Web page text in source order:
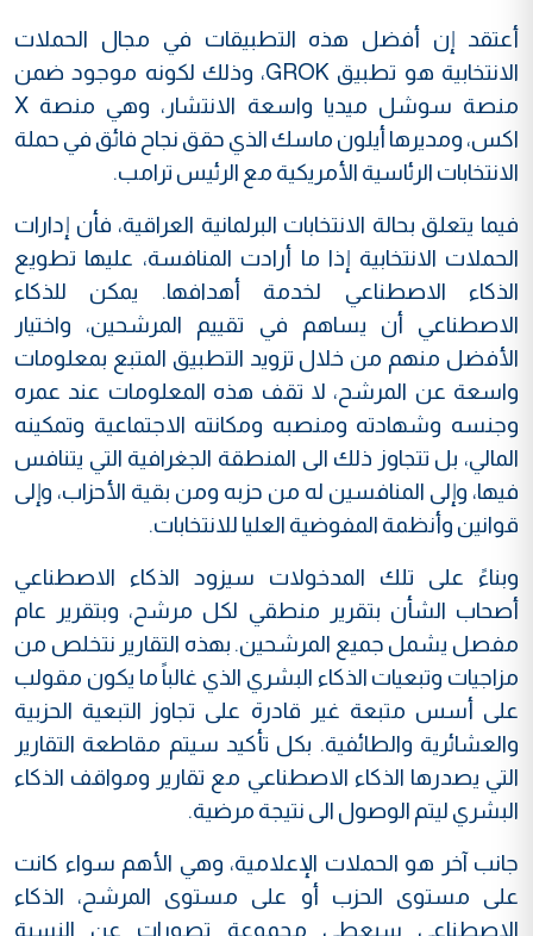
أعتقد إن أفضل هذه التطبيقات في مجال الحملات
الانتخابية هو تطبيق GROK، وذلك لكونه موجود ضمن
منصة سوشل ميديا واسعة الانتشار، وهي منصة X
اكس، ومديرها أيلون ماسك الذي حقق نجاح فائق في حملة
الانتخابات الرئاسية الأمريكية مع الرئيس ترامب.
فيما يتعلق بحالة الانتخابات البرلمانية العراقية، فأن إدارات
الحملات الانتخابية إذا ما أرادت المنافسة، عليها تطويع
الذكاء الاصطناعي لخدمة أهدافها. يمكن للذكاء
الاصطناعي أن يساهم في تقييم المرشحين، واختيار
الأفضل منهم من خلال تزويد التطبيق المتبع بمعلومات
واسعة عن المرشح، لا تقف هذه المعلومات عند عمره
وجنسه وشهادته ومنصبه ومكانته الاجتماعية وتمكينه
المالي، بل تتجاوز ذلك الى المنطقة الجغرافية التي يتنافس
فيها، وإلى المنافسين له من حزبه ومن بقية الأحزاب، وإلى
قوانين وأنظمة المفوضية العليا للانتخابات.
وبناءً على تلك المدخولات سيزود الذكاء الاصطناعي
أصحاب الشأن بتقرير منطقي لكل مرشح، وبتقرير عام
مفصل يشمل جميع المرشحين. بهذه التقارير نتخلص من
مزاجيات وتبعيات الذكاء البشري الذي غالباً ما يكون مقولب
على أسس متبعة غير قادرة على تجاوز التبعية الحزبية
والعشائرية والطائفية. بكل تأكيد سيتم مقاطعة التقارير
التي يصدرها الذكاء الاصطناعي مع تقارير ومواقف الذكاء
البشري ليتم الوصول الى نتيجة مرضية.
جانب آخر هو الحملات الإعلامية، وهي الأهم سواء كانت
على مستوى الحزب أو على مستوى المرشح، الذكاء
الاصطناعي سيعطي مجموعة تصورات عن النسبة